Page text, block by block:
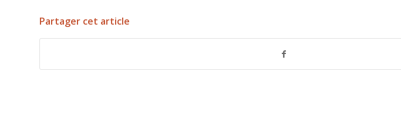
Partager cet article